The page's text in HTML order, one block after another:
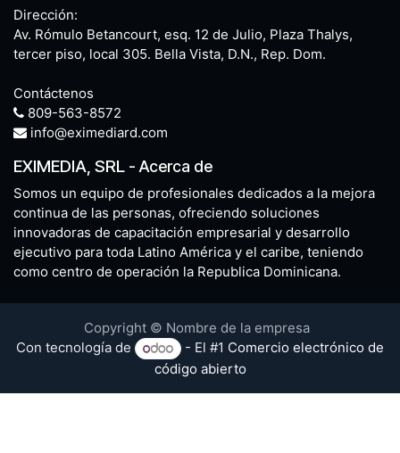
Dirección:
Av. Rómulo Betancourt, esq. 12 de Julio, Plaza Thalys,
tercer piso, local 305. Bella Vista, D.N., Rep. Dom.
Contáctenos
809-563-8572
info@eximediard.com
EXIMEDIA, SRL -Acerca de
Somos un equipo de profesionales dedicados a la mejora
continua de las personas, ofreciendo soluciones
innovadoras de capacitación empresarial y desarrollo
ejecutivo para toda Latino América y el caribe, teniendo
como centro de operación la Republica Dominicana.
Copyright © Nombre de la empresa
Con tecnología de
- El #1 Comercio electrónico de
código abierto